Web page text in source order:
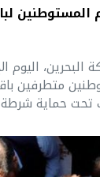
المستوطنين
البحرين، اليوم
متطرفين
حماية شرطة